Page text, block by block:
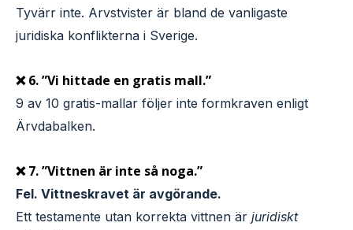
Tyvärr inte. Arvstvister är bland de vanligaste
juridiska konflikterna i Sverige.
❌ 6. ”Vi hittade en gratis mall.”
9 av 10 gratis-mallar följer inte formkraven enligt
Ärvdabalken.
❌ 7. ”Vittnen är inte så noga.”
Fel. Vittneskravet är avgörande.
Ett testamente utan korrekta vittnen är juridiskt